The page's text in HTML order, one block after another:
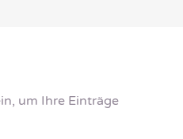
um Ihre Einträge